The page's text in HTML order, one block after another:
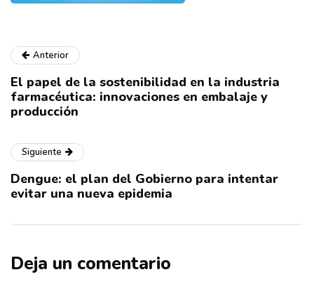
Anterior
El papel de la sostenibilidad en la industria
farmacéutica: innovaciones en embalaje y
producción
Siguiente
Dengue: el plan del Gobierno para intentar
evitar una nueva epidemia
Deja un comentario